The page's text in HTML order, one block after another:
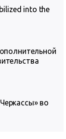
into the
во